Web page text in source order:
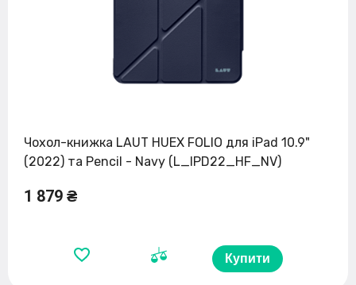
Чохол-книжка LAUT HUEX FOLIO для iPad 10.9"
(2022) та Pencil - Navy (L_IPD22_HF_NV)
1 879 ₴
Купити